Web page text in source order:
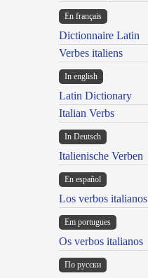
En français
Dictionnaire Latin
Verbes italiens
In english
Latin Dictionary
Italian Verbs
In Deutsch
Italienische Verben
En español
Los verbos italianos
Em portugues
Os verbos italianos
По русски